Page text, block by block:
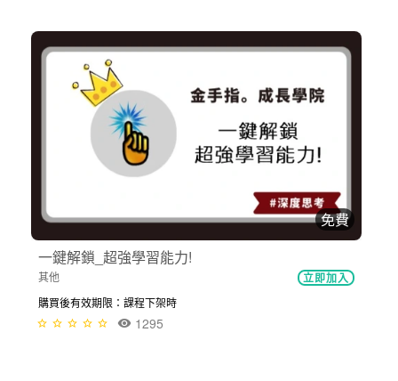
免費
一鍵解鎖_超強學習能力!
其他 立即加入
購買後有效期限：課程下架時
1295